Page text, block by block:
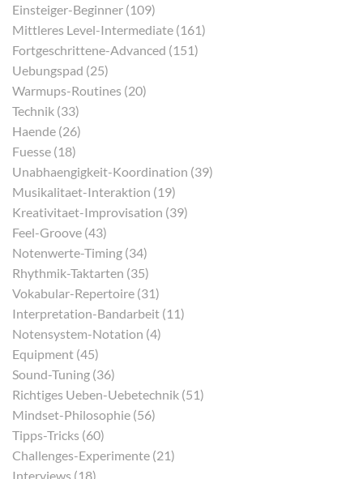
Einsteiger-Beginner (109)
Mittleres Level-Intermediate (161)
Fortgeschrittene-Advanced (151)
Uebungspad (25)
Warmups-Routines (20)
Technik (33)
Haende (26)
Fuesse (18)
Unabhaengigkeit-Koordination (39)
Musikalitaet-Interaktion (19)
Kreativitaet-Improvisation (39)
Feel-Groove (43)
Notenwerte-Timing (34)
Rhythmik-Taktarten (35)
Vokabular-Repertoire (31)
Interpretation-Bandarbeit (11)
Notensystem-Notation (4)
Equipment (45)
Sound-Tuning (36)
Richtiges Ueben-Uebetechnik (51)
Mindset-Philosophie (56)
Tipps-Tricks (60)
Challenges-Experimente (21)
Interviews (18)